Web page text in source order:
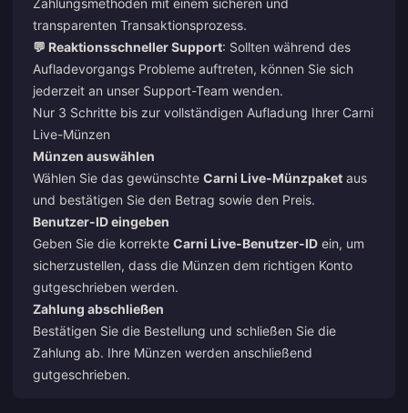
transparenten Transaktionsprozess.
💬 Reaktionsschneller Support: Sollten während des
Aufladevorgangs Probleme auftreten, können Sie sich
jederzeit an unser Support-Team wenden.
Nur 3 Schritte bis zur vollständigen Aufladung Ihrer Carni
Live-Münzen
Münzen auswählen
Wählen Sie das gewünschte Carni Live-Münzpaket aus
und bestätigen Sie den Betrag sowie den Preis.
Benutzer-ID eingeben
Geben Sie die korrekte Carni Live-Benutzer-ID ein, um
sicherzustellen, dass die Münzen dem richtigen Konto
gutgeschrieben werden.
Zahlung abschließen
Bestätigen Sie die Bestellung und schließen Sie die
Zahlung ab. Ihre Münzen werden anschließend
gutgeschrieben.